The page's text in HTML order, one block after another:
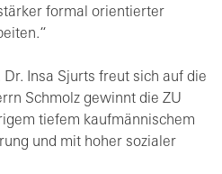
formal orientierter
Insa Sjurts freut sich auf die
Schmolz gewinnt die ZU
tiefem kaufmännischem
und mit hoher sozialer